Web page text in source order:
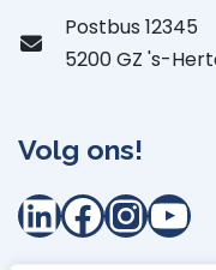
Postbus 12345
5200 GZ 's-
Volg ons!
LinkedIn